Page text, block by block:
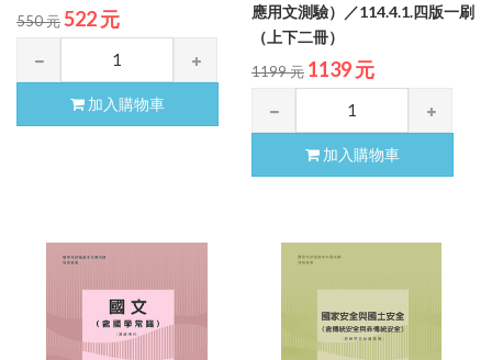
550 元522 元
加入購物車
應用文測驗）／114.4.1.四版一刷
（上下二冊）
1199 元 1139 元
加入購物車